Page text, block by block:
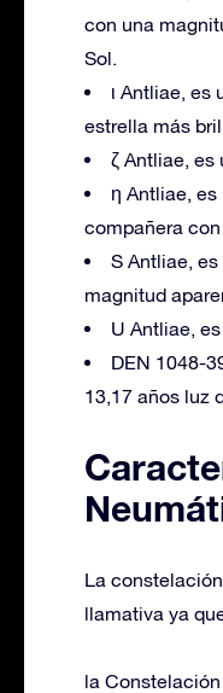
con una
Sol.
ι Antliae,
estrella más
ζ Antliae,
η Antliae,
compañera
S Antliae,
magnitud
U Antliae,
DEN 1048-
13,17 años luz
La
llamativa ya
la